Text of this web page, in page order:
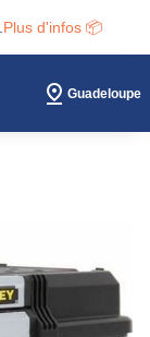
Plus d'infos 📦
Guadeloupe